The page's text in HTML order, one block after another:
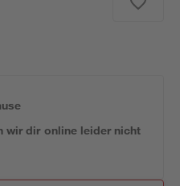
wir dir online leider nicht